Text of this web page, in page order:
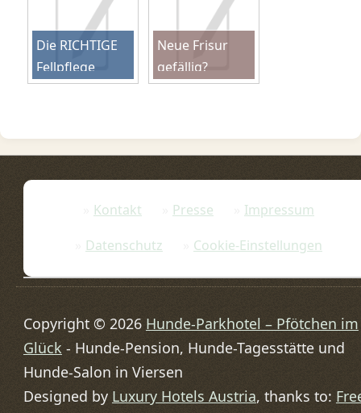
Die RICHTIGE
Fellpflege
Neue Frisur
gefällig?
Kontakt Presse
Impressum
Datenschutz
Cookie-Einstellungen
Copyright © 2026 Hunde-Parkhotel – Pfötchen im
Glück - Hunde-Pension, Hunde-Tagesstätte und
Hunde-Salon in Viersen
Designed by Luxury Hotels Austria, thanks to: